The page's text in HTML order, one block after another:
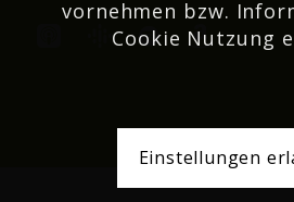
vornehmen bzw.
Cookie Nutzung
Einstellungen